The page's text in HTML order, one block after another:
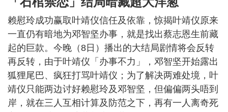
赖慰玲成功赢取叶靖仪信任及依靠，惊揭叶靖仪原来
一直仍有暗地为邓智坚办事，就是找出蔡志恩生前藏
起的巨款。今晚（8日）播出的大结局剧情将会反转
再反转，由于叶靖仪「办事不力」，邓智坚开始露出
狐狸尾巴、疯狂打骂叶靖仪；为了解决两难处境，叶
靖仪只能两边讨好赖慰玲及邓智坚，但偏偏两头唔到
岸，就在三人互相计算及防范之下，再有一人离奇死